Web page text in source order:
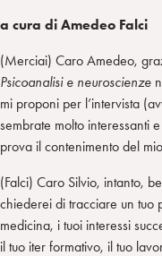
a cura di Amedeo Falci
(Merciai) Caro Amedeo,
Psicoanalisi e neuroscienze
mi proponi per l’intervista
sembrate molto interessanti
prova il contenimento del
(Falci) Caro Silvio, intanto,
chiederei di tracciare un tuo
medicina, i tuoi interessi
il tuo iter formativo, il tuo